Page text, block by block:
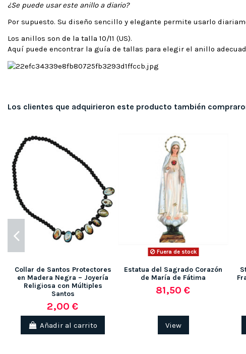
¿Se puede usar este anillo a diario?
Por supuesto. Su diseño sencillo y elegante permite usarlo
Los anillos son de la talla 10/11 (US).
Aquí puede encontrar la guía de tallas para elegir el anillo
Los clientes que adquirieron este producto también
Collar de Santos Protectores
en Madera Negra – Joyería
Religiosa con Múltiples
Santos
2,00 €
Añadir al carrito
Fuera de stock
Estatua del Sagrado Corazón
de María de Fátima
81,50 €
View